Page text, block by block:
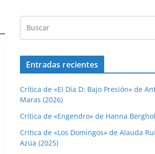
Entradas recientes
Crítica de «El Día D: Bajo Presión» de
Maras (2026)
Crítica de «Engendro» de Hanna
Crítica de «Los Domingos» de Alauda
Azúa (2025)